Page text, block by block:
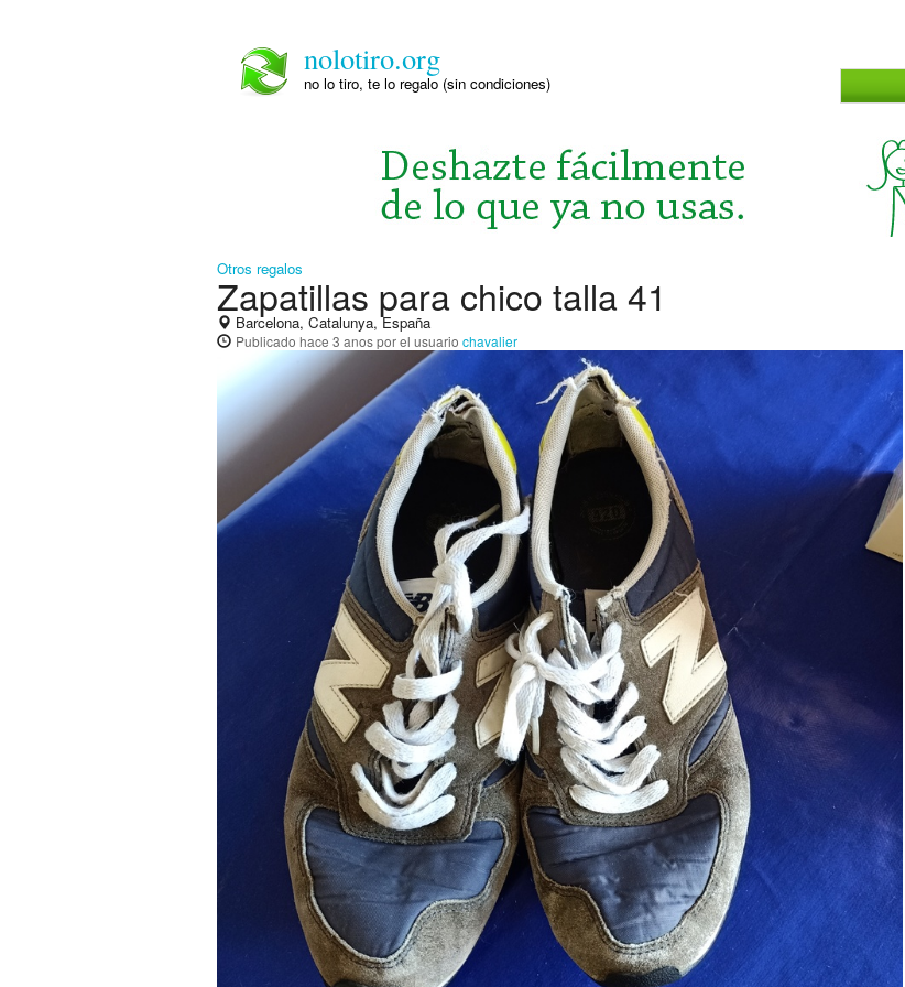
nolotiro.org
no lo tiro, te lo regalo (sin condiciones)
Otros regalos
Zapatillas para chico talla 41
Barcelona, Catalunya, España
Publicado hace 3 anospor el usuario chavalier